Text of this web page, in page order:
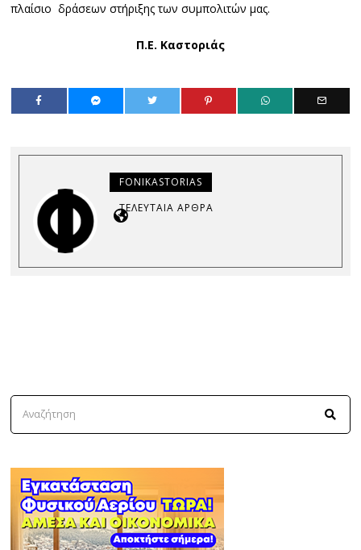
πλαίσιο δράσεων στήριξης των συμπολιτών μας.
Π.Ε. Καστοριάς
FONIKASTORIAS
ΤΕΛΕΥΤΑΊΑ ΆΡΘΡΑ